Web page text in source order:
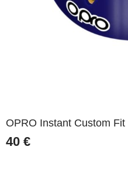
OPRO Instant Custom
40 €